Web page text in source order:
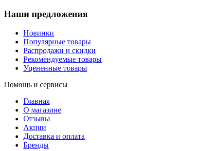
Наши предложения
Новинки
Популярные товары
Распродажи и скидки
Рекомендуемые товары
Уцененные товары
Помощь и сервисы
Главная
О магазине
Отзывы
Акции
Доставка и оплата
Бренды